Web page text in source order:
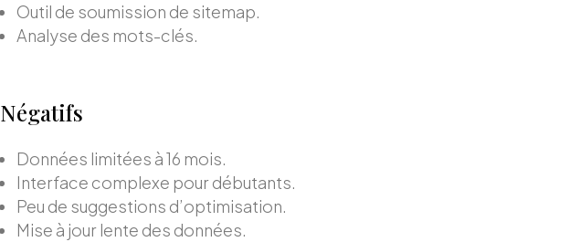
Outil de soumission de sitemap.
Analyse des mots-clés.
Négatifs
Données limitées à 16 mois.
Interface complexe pour débutants.
Peu de suggestions d’optimisation.
Mise à jour lente des données.